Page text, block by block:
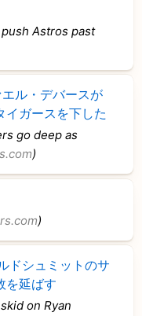
Astros past
ル・デバースが
イガースを下した
go deep as
)
)
ドシュミットのサ
を延ばす
on Ryan